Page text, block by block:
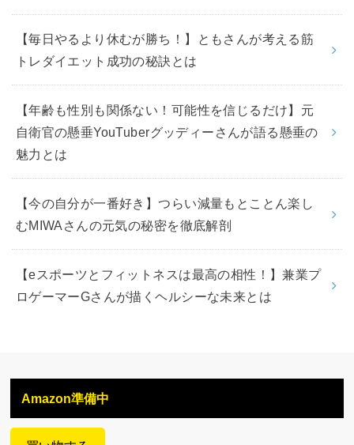
【毎日やるより休むが勝ち！】ともさんが考える筋
トレダイエット成功の秘訣とは
【年齢も性別も関係ない！可能性を信じるだけ】元
自衛官の懸垂YouTuberグッディーさんが語る懸垂の
魅力とは
【今の自分が一番好き】つらい減量もとことん楽し
むMIWAさんの元気の秘密を徹底解剖
【eスポーツとフィットネスは最高の相性！】兼業プ
ロゲーマーGさんが描くヘルシーな未来とは
Amazon準備中